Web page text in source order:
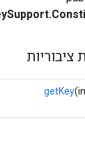
ציבוריות
getKey